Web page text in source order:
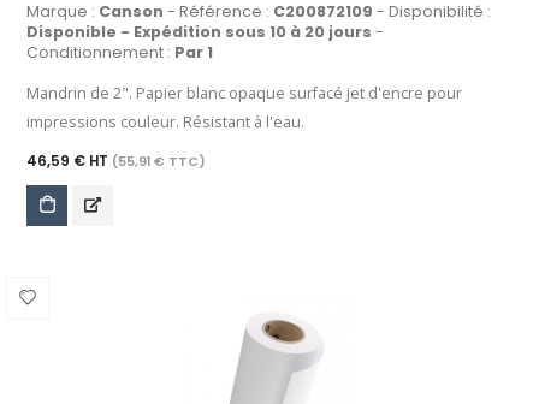
Marque : Canson - Référence : C200872109 - Disponibilité :
Disponible - Expédition sous 10 à 20 jours -
Conditionnement : Par 1
Mandrin de 2". Papier blanc opaque surfacé jet d'encre pour
impressions couleur. Résistant à l'eau.
46,59 € HT (55,91 € TTC)